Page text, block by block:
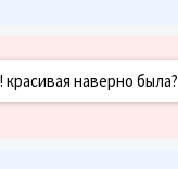
наверно была?